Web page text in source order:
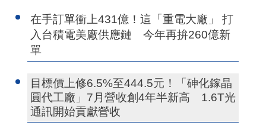
在手訂單衝上431億！這「重電大廠」 打
入台積電美廠供應鏈 今年再拚260億新
單
目標價上修6.5%至444.5元！「砷化鎵晶
圓代工廠」7月營收創4年半新高 1.6T光
通訊開始貢獻營收